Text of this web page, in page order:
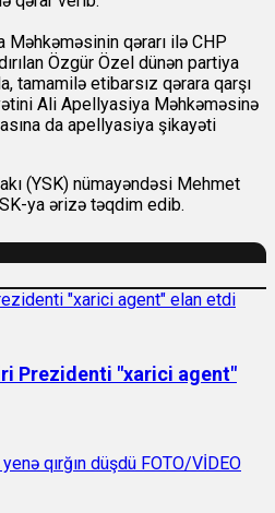
qərarı ilə CHP
Özgür Özel dünən partiya
tamamilə etibarsız qərara qarşı
Ali Apellyasiya Məhkəməsinə
da apellyasiya şikayəti
(YSK) nümayəndəsi Mehmet
ya ərizə təqdim edib.
Prezidenti "xarici agent"